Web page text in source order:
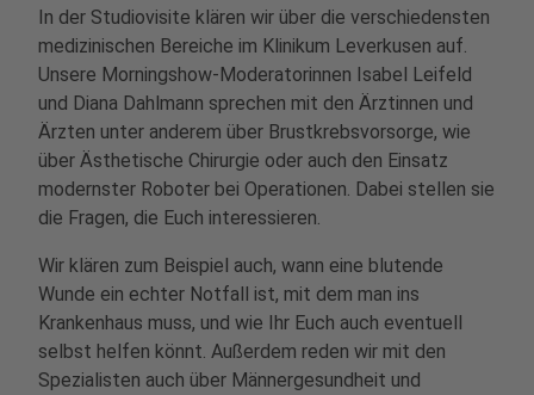
In der Studiovisite klären wir über die verschiedensten
medizinischen Bereiche im Klinikum Leverkusen auf.
Unsere Morningshow-Moderatorinnen Isabel Leifeld
und Diana Dahlmann sprechen mit den Ärztinnen und
Ärzten unter anderem über Brustkrebsvorsorge, wie
über Ästhetische Chirurgie oder auch den Einsatz
modernster Roboter bei Operationen. Dabei stellen sie
die Fragen, die Euch interessieren.
Wir klären zum Beispiel auch, wann eine blutende
Wunde ein echter Notfall ist, mit dem man ins
Krankenhaus muss, und wie Ihr Euch auch eventuell
selbst helfen könnt. Außerdem reden wir mit den
Spezialisten auch über Männergesundheit und